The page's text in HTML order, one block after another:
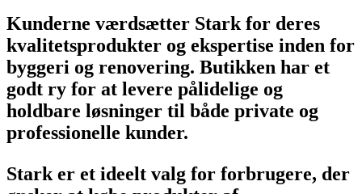
Kunderne værdsætter Stark for deres
kvalitetsprodukter og ekspertise inden for
byggeri og renovering. Butikken har et
godt ry for at levere pålidelige og
holdbare løsninger til både private og
professionelle kunder.
Stark er et ideelt valg for forbrugere, der